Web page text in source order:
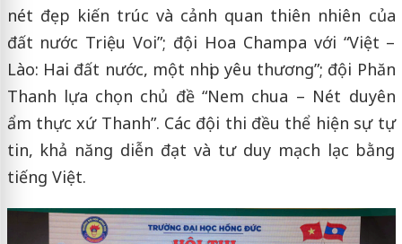
nét đẹp kiến trúc và cảnh quan thiên nhiên của
đất nước Triệu Voi”; đội Hoa Champa với “Việt –
Lào: Hai đất nước, một nhịp yêu thương”; đội Phăn
Thanh lựa chọn chủ đề “Nem chua – Nét duyên
ẩm thực xứ Thanh”. Các đội thi đều thể hiện sự tự
tin, khả năng diễn đạt và tư duy mạch lạc bằng
tiếng Việt.